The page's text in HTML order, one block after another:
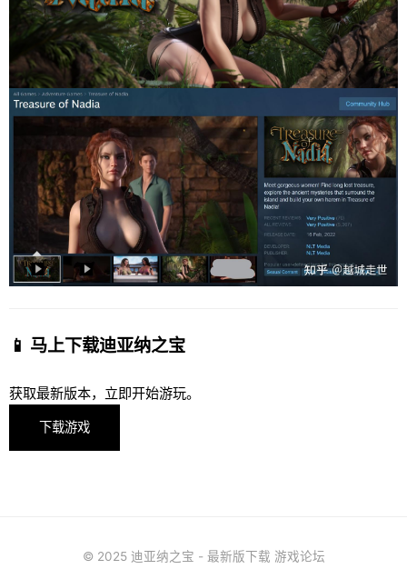
📱 马上下载迪亚纳之宝
获取最新版本，立即开始游玩。
下载游戏
© 2025 迪亚纳之宝 - 最新版下载 游戏论坛